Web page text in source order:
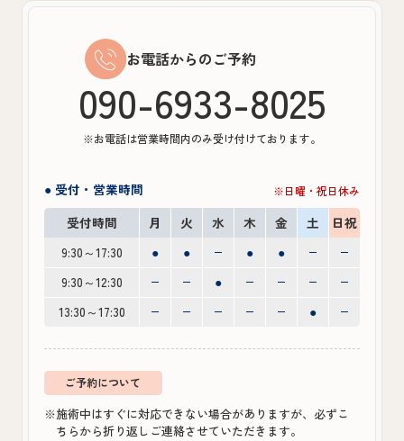
お電話からのご予約
090-6933-8025
※お電話は営業時間内のみ受け付けております。
● 受付・営業時間 ※日曜・祝日休み
受付時間 月 火 水 木 金 土
日祝
9:30～17:30
● ● ●
●
9:30～12:30
●
13:30～17:30
●
ご予約について
※施術中はすぐに対応できない場合がありますが、必ずこ
ちらから折り返しご連絡させていただきます。